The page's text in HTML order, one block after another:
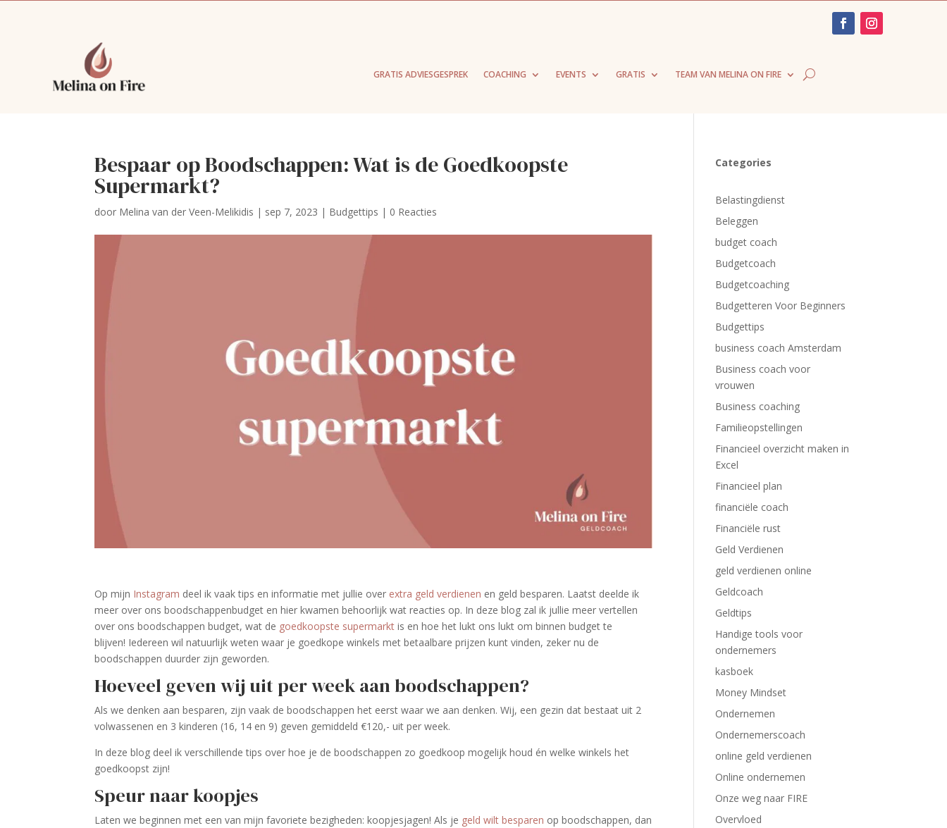
GRATIS ADVIESGESPREK COACHING EVENTS GRATIS TEAM VAN MELINA ON FIRE
Bespaar op Boodschappen: Wat is de Goedkoopste
Supermarkt?
door Melina van der Veen-Melikidis | sep 7, 2023 | Budgettips | 0 Reacties
Op mijn Instagram deel ik vaak tips en informatie met jullie over extra geld verdienen en geld besparen. Laatst deelde ik
meer over ons boodschappenbudget en hier kwamen behoorlijk wat reacties op. In deze blog zal ik jullie meer vertellen
over ons boodschappen budget, wat de goedkoopste supermarkt is en hoe het lukt ons lukt om binnen budget te
blijven! Iedereen wil natuurlijk weten waar je goedkope winkels met betaalbare prijzen kunt vinden, zeker nu de
boodschappen duurder zijn geworden.
Hoeveel geven wij uit per week aan boodschappen?
Als we denken aan besparen, zijn vaak de boodschappen het eerst waar we aan denken. Wij, een gezin dat bestaat uit 2
volwassenen en 3 kinderen (16, 14 en 9) geven gemiddeld €120,- uit per week.
In deze blog deel ik verschillende tips over hoe je de boodschappen zo goedkoop mogelijk houd én welke winkels het
goedkoopst zijn!
Speur naar koopjes
Laten we beginnen met een van mijn favoriete bezigheden: koopjesjagen! Als je geld wilt besparen op boodschappen, dan
Categories
Belastingdienst
Beleggen
budget coach
Budgetcoach
Budgetcoaching
Budgetteren Voor Beginners
Budgettips
business coach Amsterdam
Business coach voor
vrouwen
Business coaching
Familieopstellingen
Financieel overzicht maken in
Excel
Financieel plan
financiële coach
Financiële rust
Geld Verdienen
geld verdienen online
Geldcoach
Geldtips
Handige tools voor
ondernemers
kasboek
Money Mindset
Ondernemen
Ondernemerscoach
online geld verdienen
Online ondernemen
Onze weg naar FIRE
Overvloed